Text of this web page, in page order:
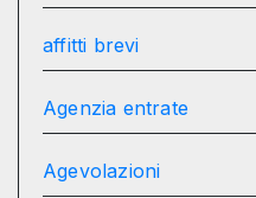
affitti brevi
Agenzia entrate
Agevolazioni